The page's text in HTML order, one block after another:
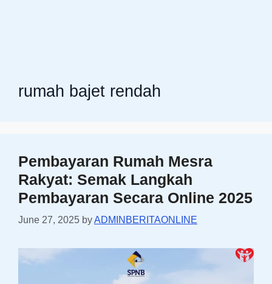
rumah bajet rendah
Pembayaran Rumah Mesra
Rakyat: Semak Langkah
Pembayaran Secara Online 2025
June 27, 2025 byADMINBERITAONLINE